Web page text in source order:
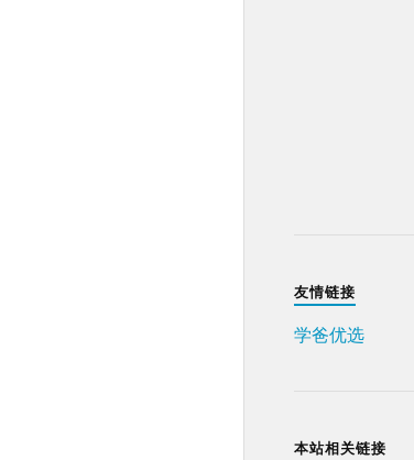
友情链接
学爸优选
本站相关链接